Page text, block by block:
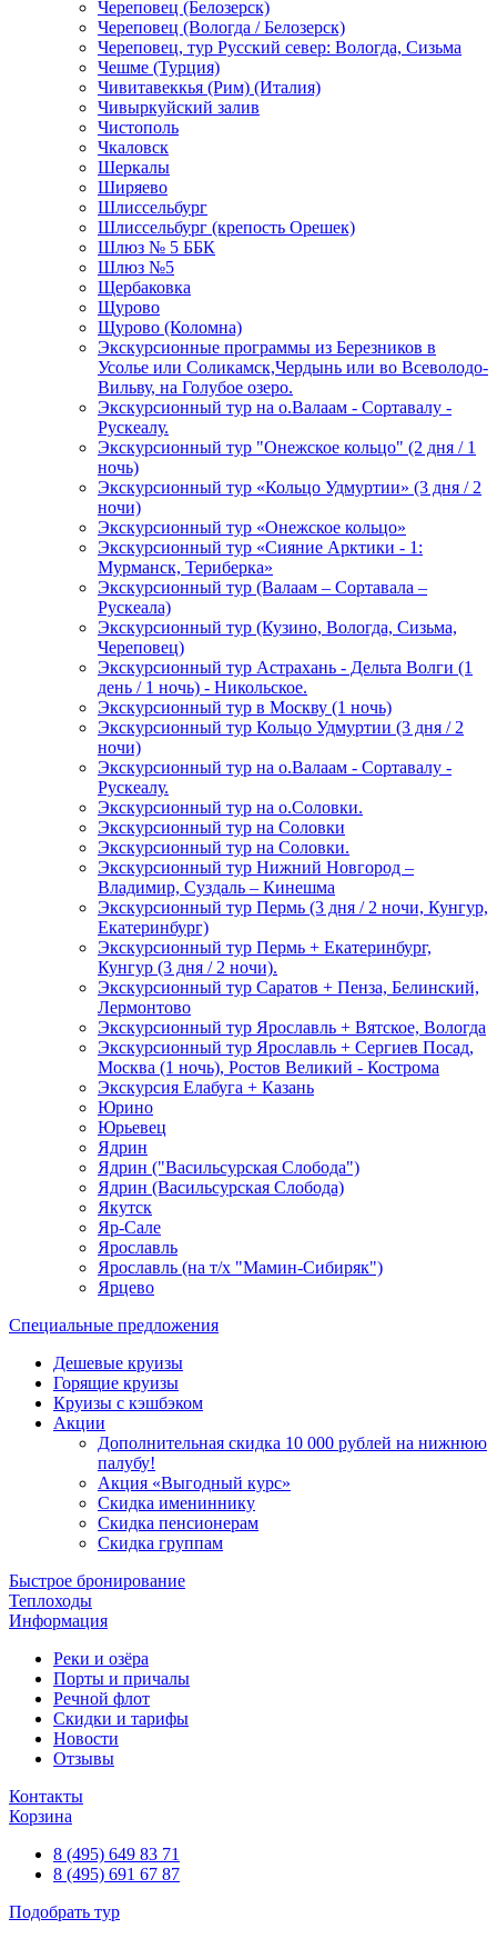
Череповец (Белозерск)
Череповец (Вологда / Белозерск)
Череповец, тур Русский север: Вологда, Сизьма
Чешме (Турция)
Чивитавеккья (Рим) (Италия)
Чивыркуйский залив
Чистополь
Чкаловск
Шеркалы
Ширяево
Шлиссельбург
Шлиссельбург (крепость Орешек)
Шлюз № 5 ББК
Шлюз №5
Щербаковка
Щурово
Щурово (Коломна)
Экскурсионные программы из Березников в
Усолье или Соликамск,Чердынь или во Всеволодо-
Вильву, на Голубое озеро.
Экскурсионный тур на о.Валаам - Сортавалу -
Рускеалу.
Экскурсионный тур "Онежское кольцо" (2 дня / 1
ночь)
Экскурсионный тур «Кольцо Удмуртии» (3 дня / 2
ночи)
Экскурсионный тур «Онежское кольцо»
Экскурсионный тур «Сияние Арктики - 1:
Мурманск, Териберка»
Экскурсионный тур (Валаам – Сортавала –
Рускеала)
Экскурсионный тур (Кузино, Вологда, Сизьма,
Череповец)
Экскурсионный тур Астрахань - Дельта Волги (1
день / 1 ночь) - Никольское.
Экскурсионный тур в Москву (1 ночь)
Экскурсионный тур Кольцо Удмуртии (3 дня / 2
ночи)
Экскурсионный тур на о.Валаам - Сортавалу -
Рускеалу.
Экскурсионный тур на о.Соловки.
Экскурсионный тур на Соловки
Экскурсионный тур на Соловки.
Экскурсионный тур Нижний Новгород –
Владимир, Суздаль – Кинешма
Экскурсионный тур Пермь (3 дня / 2 ночи, Кунгур,
Екатеринбург)
Экскурсионный тур Пермь + Екатеринбург,
Кунгур (3 дня / 2 ночи).
Экскурсионный тур Саратов + Пенза, Белинский,
Лермонтово
Экскурсионный тур Ярославль + Вятское, Вологда
Экскурсионный тур Ярославль + Сергиев Посад,
Москва (1 ночь), Ростов Великий - Кострома
Экскурсия Елабуга + Казань
Юрино
Юрьевец
Ядрин
Ядрин ("Васильсурская Слобода")
Ядрин (Васильсурская Слобода)
Якутск
Яр-Сале
Ярославль
Ярославль (на т/х "Мамин-Сибиряк")
Ярцево
Специальные предложения
Дешевые круизы
Горящие круизы
Круизы с кэшбэком
Акции
Дополнительная скидка 10 000 рублей на нижнюю
палубу!
Акция «Выгодный курс»
Скидка имениннику
Скидка пенсионерам
Скидка группам
Быстрое бронирование
Теплоходы
Информация
Реки и озёра
Порты и причалы
Речной флот
Скидки и тарифы
Новости
Отзывы
Контакты
Корзина
8 (495) 649 83 71
8 (495) 691 67 87
Подобрать тур